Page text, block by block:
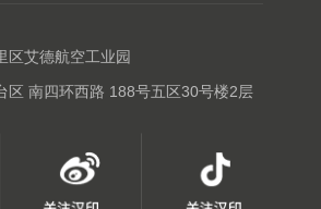
区艾德航空工业园
区 南四环西路 188号五区30号楼2层